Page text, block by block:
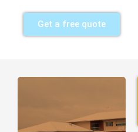
Get a free quote